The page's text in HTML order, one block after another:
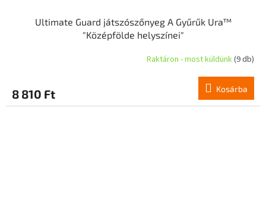
Ultimate Guard játszószőnyeg A Gyűrűk Ura™
"Középfölde helyszínei"
Raktáron - most küldünk(9 db)
8 810 Ft Kosárba